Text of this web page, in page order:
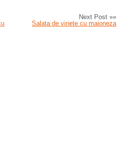
Next Post »»
Salata de vinete cu maioneza